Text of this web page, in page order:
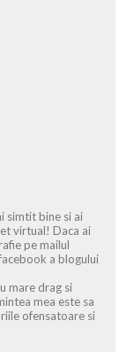
simtit bine si ai
virtual! Daca ai
pe mailul
a blogului
mare drag si
mea este sa
ofensatoare si